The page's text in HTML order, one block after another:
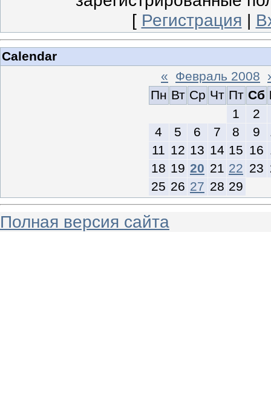
[ Регистрация |
Calendar
« Февраль 2008
Пн Вт Ср Чт Пт Сб
1
2
4
5 6 7 8 9
11 12 13 14 15 16
18 19 20 21 22 23
25 26 27 28 29
Полная версия сайта